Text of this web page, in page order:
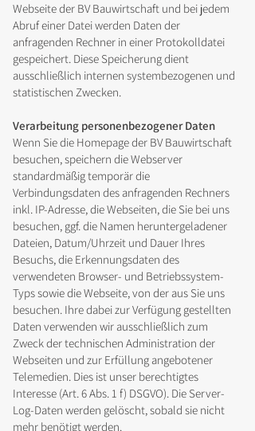
Webseite der BV Bauwirtschaft und bei jedem
Abruf einer Datei werden Daten der
anfragenden Rechner in einer Protokolldatei
gespeichert. Diese Speicherung dient
ausschließlich internen systembezogenen und
statistischen Zwecken.
Verarbeitung personenbezogener Daten
Wenn Sie die Homepage der BV Bauwirtschaft
besuchen, speichern die Webserver
standardmäßig temporär die
Verbindungsdaten des anfragenden Rechners
inkl. IP-Adresse, die Webseiten, die Sie bei uns
besuchen, ggf. die Namen heruntergeladener
Dateien, Datum/Uhrzeit und Dauer Ihres
Besuchs, die Erkennungsdaten des
verwendeten Browser- und Betriebssystem-
Typs sowie die Webseite, von der aus Sie uns
besuchen. Ihre dabei zur Verfügung gestellten
Daten verwenden wir ausschließlich zum
Zweck der technischen Administration der
Webseiten und zur Erfüllung angebotener
Telemedien. Dies ist unser berechtigtes
Interesse (Art. 6 Abs. 1 f) DSGVO). Die Server-
Log-Daten werden gelöscht, sobald sie nicht
mehr benötigt werden.